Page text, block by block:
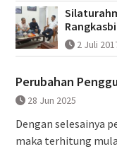
2 Juli
Perubahan
28 Jun 2025
Dengan selesainya
maka terhitung